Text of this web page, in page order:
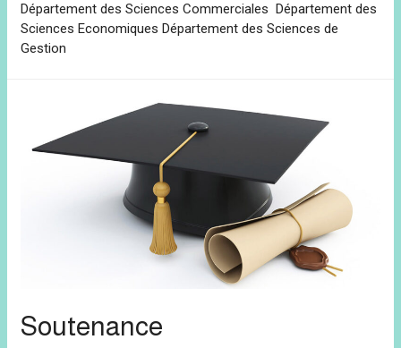
Département des Sciences Commerciales Département des
Sciences Economiques Département des Sciences de
Gestion
Soutenance